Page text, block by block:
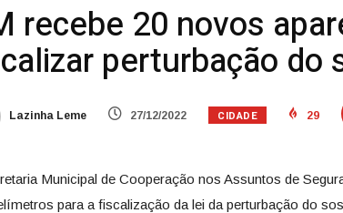
recebe 20 novos
perturbação do
Lazinha Leme 27/12/2022 CIDADE 29
Municipal de Cooperação nos Assuntos de
para a fiscalização da lei da perturbação do